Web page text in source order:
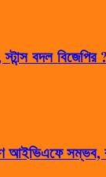
বদল বিজেপির
আইভিএফে